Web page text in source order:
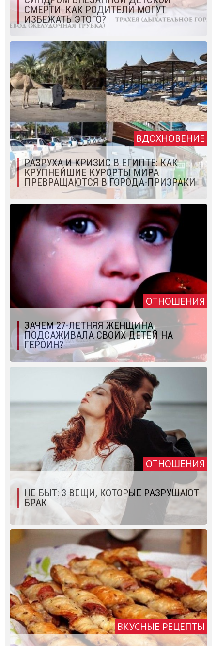
СМЕРТИ. КАК РОДИТЕЛИ МОГУТ
ИЗБЕЖАТЬ ЭТОГО?
ВДОХНОВЕНИЕ
РАЗРУХА И КРИЗИС В ЕГИПТЕ: КАК
КРУПНЕЙШИЕ КУРОРТЫ МИРА
ПРЕВРАЩАЮТСЯ В ГОРОДА-ПРИЗРАКИ
ОТНОШЕНИЯ
ЗАЧЕМ 27-ЛЕТНЯЯ ЖЕНЩИНА
ПОДСАЖИВАЛА СВОИХ ДЕТЕЙ НА
ГЕРОИН?
ОТНОШЕНИЯ
НЕ БЫТ: 3 ВЕЩИ, КОТОРЫЕ РАЗРУШАЮТ
БРАК
ВКУСНЫЕ РЕЦЕПТЫ